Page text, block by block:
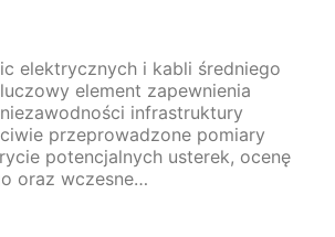
elektrycznych i kabli średniego
element zapewnienia
infrastruktury
przeprowadzone pomiary
potencjalnych usterek, ocenę
oraz wczesne…